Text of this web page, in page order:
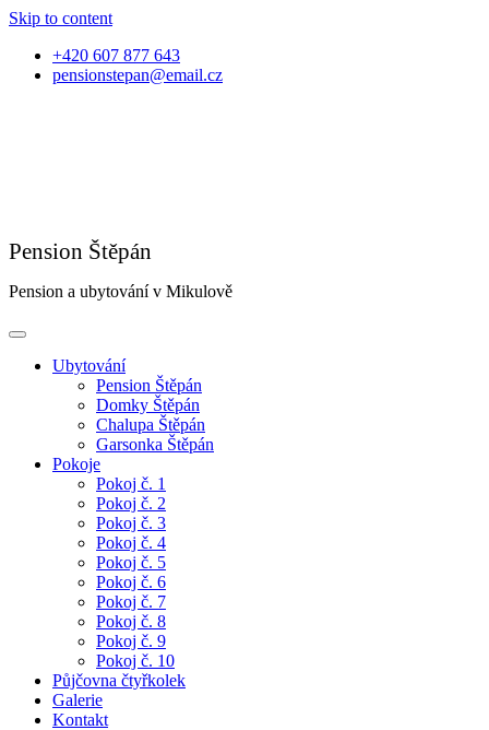
Skip to content
+420 607 877 643
pensionstepan@email.cz
Pension a ubytování v Mikulově
Ubytování
Pension Štěpán
Domky Štěpán
Chalupa Štěpán
Garsonka Štěpán
Pokoje
Pokoj č. 1
Pokoj č. 2
Pokoj č. 3
Pokoj č. 4
Pokoj č. 5
Pokoj č. 6
Pokoj č. 7
Pokoj č. 8
Pokoj č. 9
Pokoj č. 10
Půjčovna čtyřkolek
Galerie
Kontakt